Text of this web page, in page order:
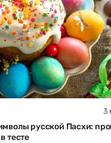
3
русской Пасхи:
тесте